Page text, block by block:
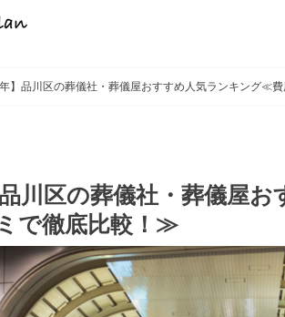
年】品川区の葬儀社・葬儀屋おすすめ人気ランキング≪
品川区の葬儀社・葬儀屋
で徹底比較！≫